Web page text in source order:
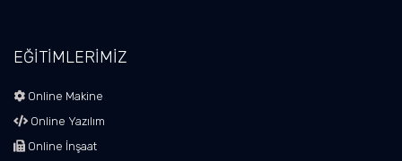
EĞİTİMLERİMİZ
Online Makine
Online Yazılım
Online İnşaat